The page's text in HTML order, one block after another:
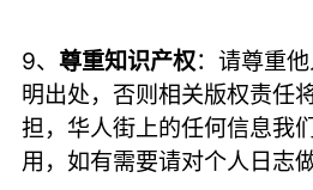
9、尊重知识产权：请尊重
明出处，否则相关版权责任
担，华人街上的任何信息我
用，如有需要请对个人日志